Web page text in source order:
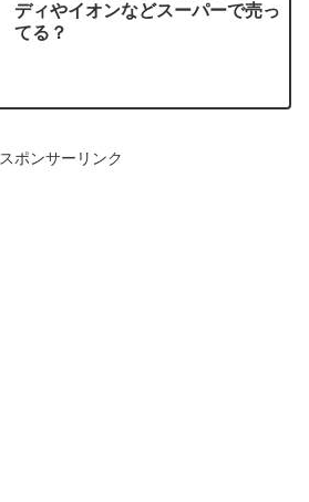
ディやイオンなどスーパーで売っ
てる？
スポンサーリンク